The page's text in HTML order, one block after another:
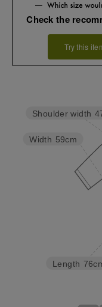
Check the
Try this
Length
Width 59cm
Shoulder width